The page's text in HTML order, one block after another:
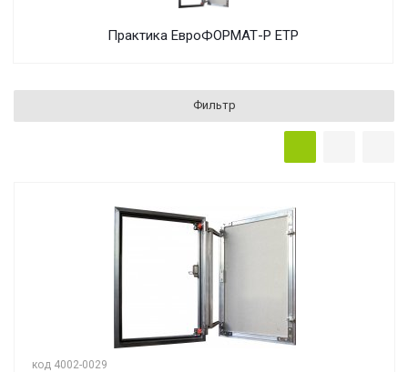
Практика ЕвроФОРМАТ-Р ЕТР
Фильтр
код 4002-0029